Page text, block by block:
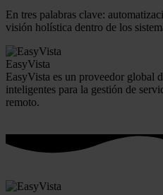
En tres palabras clave:
visión holística dentro de los
EasyVista
EasyVista es un proveedor global
inteligentes para la gestión de
remoto.